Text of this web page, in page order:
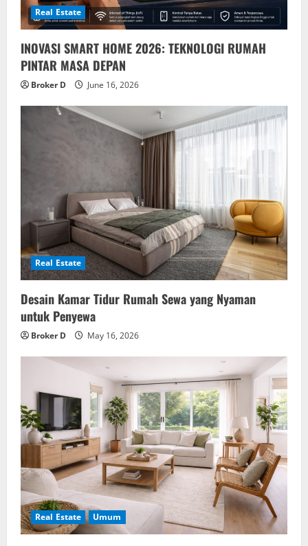
Real Estate
INOVASI SMART HOME 2026: TEKNOLOGI RUMAH
PINTAR MASA DEPAN
Broker D June 16, 2026
Real Estate
Desain Kamar Tidur Rumah Sewa yang Nyaman
untuk Penyewa
Broker D May 16, 2026
Real Estate Umum